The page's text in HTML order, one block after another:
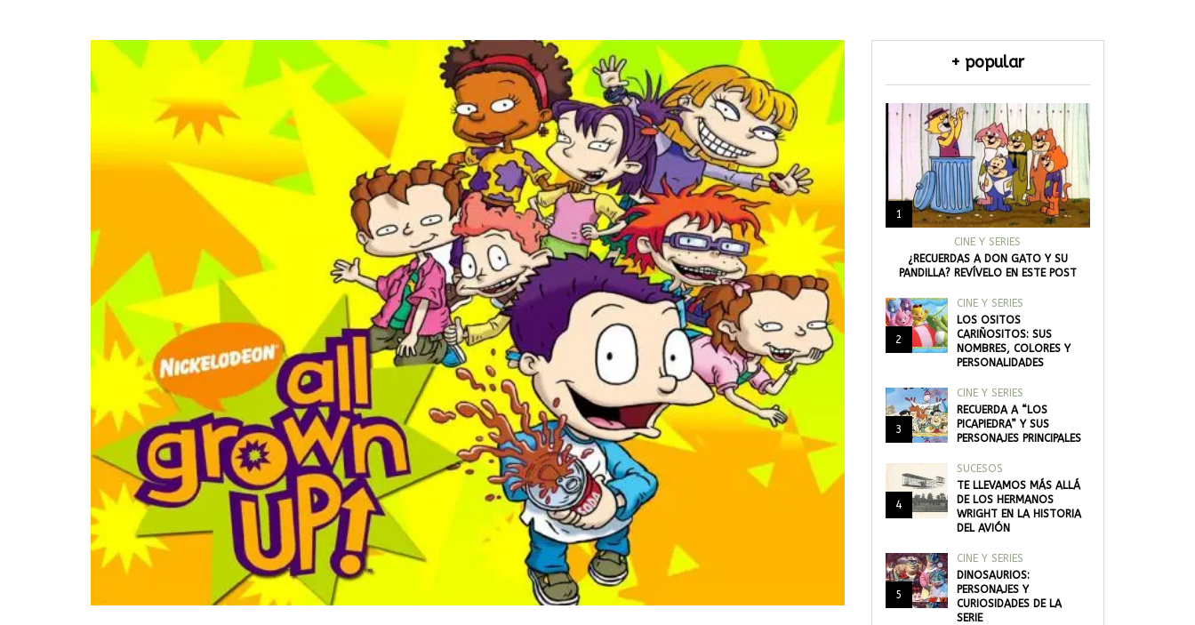
+ popular
1
CINE Y SERIES
¿RECUERDAS A DON GATO Y SU
PANDILLA? REVÍVELO EN ESTE POST
2
CINE Y SERIES
LOS OSITOS
CARIÑOSITOS: SUS
NOMBRES, COLORES Y
PERSONALIDADES
3
CINE Y SERIES
RECUERDA A “LOS
PICAPIEDRA” Y SUS
PERSONAJES PRINCIPALES
4
SUCESOS
TE LLEVAMOS MÁS ALLÁ
DE LOS HERMANOS
WRIGHT EN LA HISTORIA
DEL AVIÓN
5
CINE Y SERIES
DINOSAURIOS:
PERSONAJES Y
CURIOSIDADES DE LA
SERIE